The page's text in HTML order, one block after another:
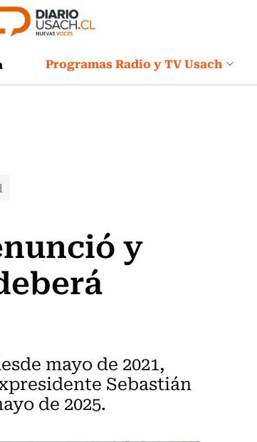
Programas Radio y TV Usach
y
mayo de 2021,
Sebastián
de 2025.